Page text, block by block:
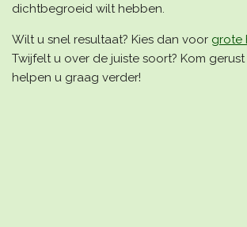
dichtbegroeid wilt hebben.
Wilt u snel resultaat? Kies dan voor grote
Twijfelt u over de juiste soort? Kom
helpen u graag verder!